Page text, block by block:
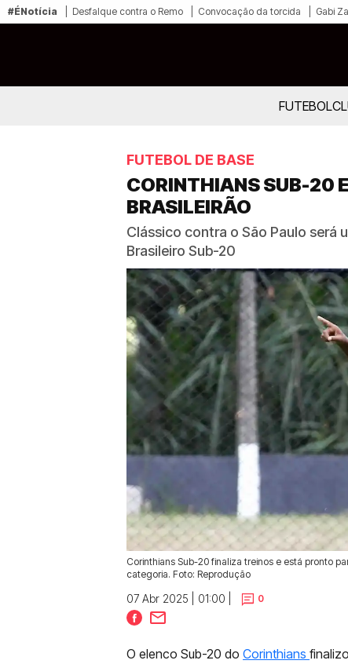
#ÉNotícia Desfalque contra o Remo Convocação da torcida Gabi
FUTEBOL
FUTEBOL DE BASE
CORINTHIANS SUB-20
BRASILEIRÃO
Clássico contra o São Paulo
Brasileiro Sub-20
Corinthians Sub-20 finaliza treinos e está pronto
categoria. Foto: Reprodução
07 Abr 2025 | 01:00 | 0
O elenco Sub-20 do Corinthians